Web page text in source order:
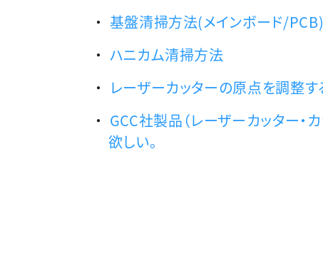
基盤清掃方法(メインボード/PCB)
ハニカム清掃方法
レーザーカッターの原点を調整す
GCC社製品（レーザーカッター・
欲しい。